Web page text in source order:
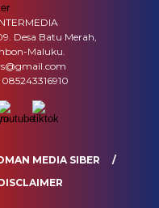
Desa Batu Merah,
Maluku.
MEDIA SIBER